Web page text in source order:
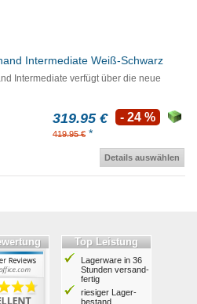
Intermediate Weiß-Schwarz
Intermediate verfügt über die neue
319.95 €
419.95 € *
- 24 %
Details auswählen
Top Leistung
Lagerware in 36
Stunden ver­sand­
fertig
riesiger Lager­
bestand